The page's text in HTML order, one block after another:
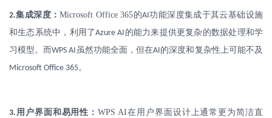
2.集成深度：Microsoft Office 365的AI 功能深度集成于其云基础设施
和生态系统中，利用了Azure AI 的能力来提供更复杂的数据处理和学
习模型。而WPS AI 虽然功能全面，但在AI 的深度和复杂性上可能不及
Microsoft Office 365。
3. 用户界面和易用性：WPS AI在用户界面设计上通常更为简洁直